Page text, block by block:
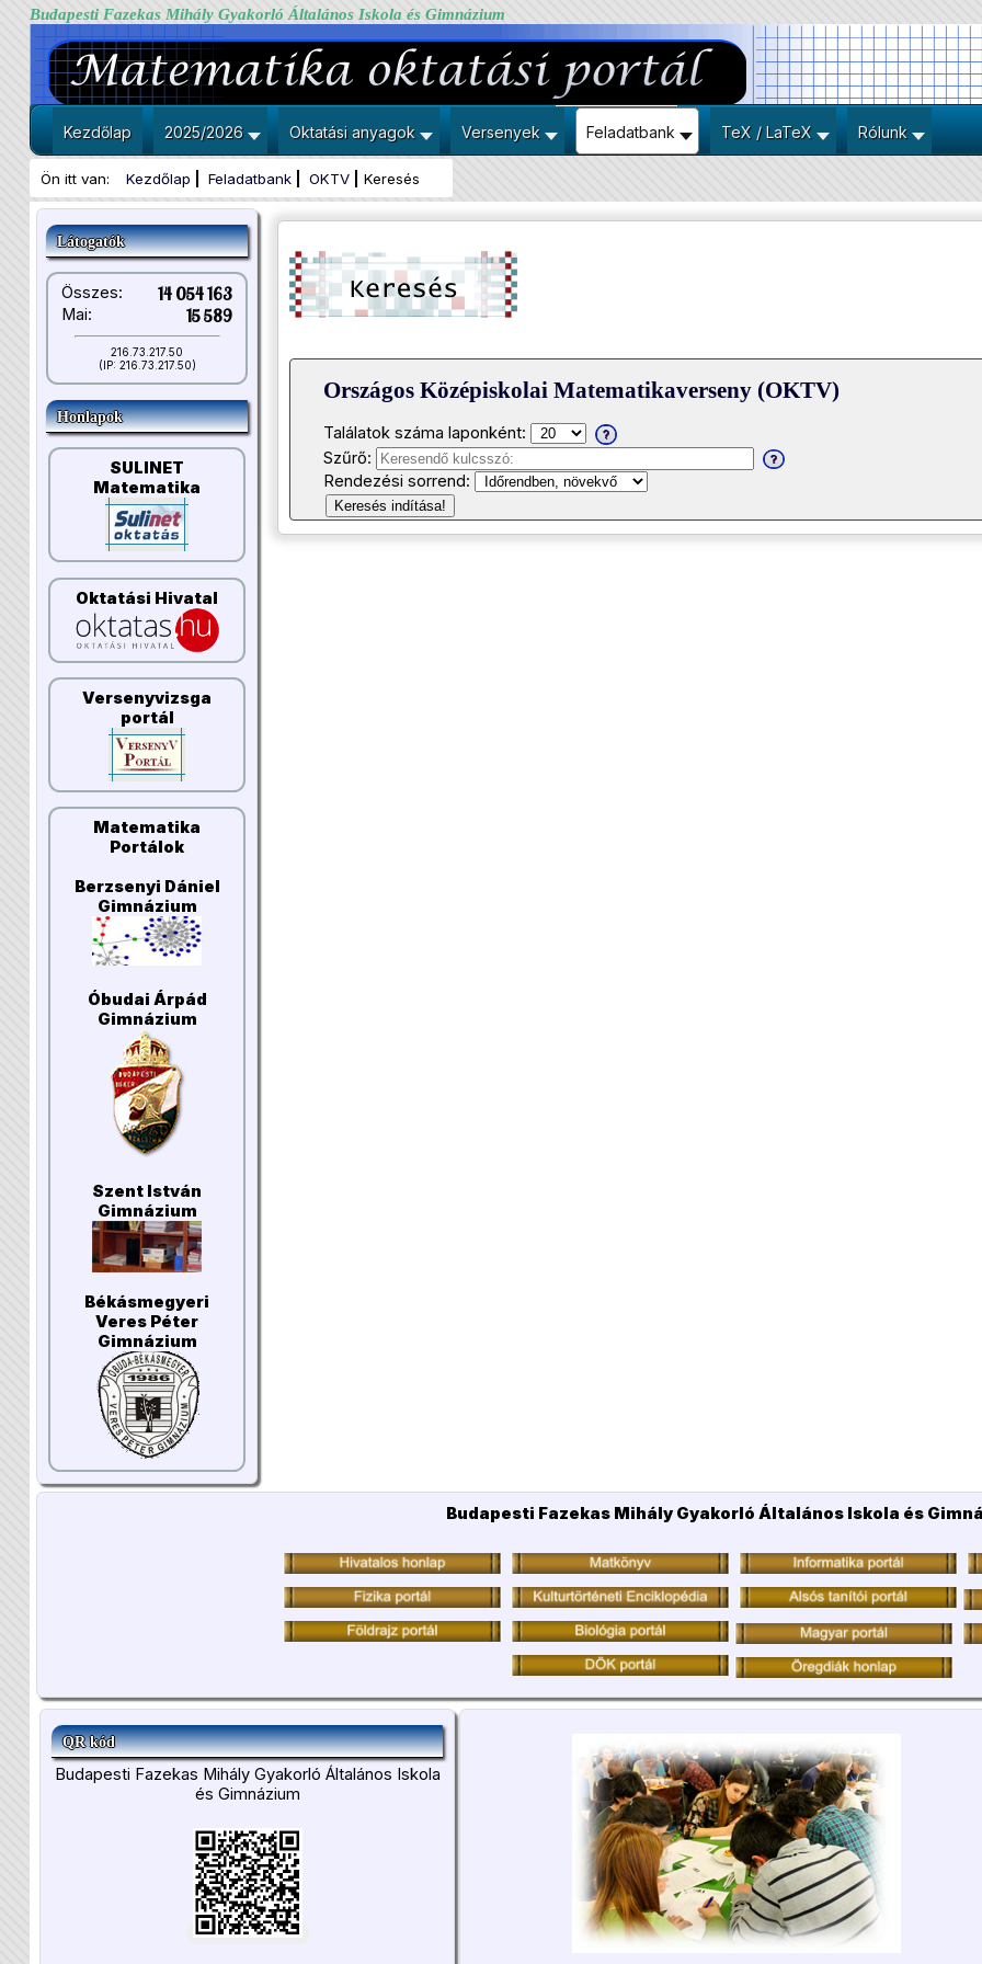
Budapesti Fazekas Mihály Gyakorló Általános Iskola és Gimnázium
Kezdőlap 2025/2026 Oktatási anyagok Versenyek Feladatbank TeX / LaTeX Rólunk
Ön itt van: Kezdőlap Feladatbank OKTV Keresés
Látogatók
Összes: 14 054 163
Mai: 15 589
216.73.217.50
(IP: 216.73.217.50)
Honlapok
SULINET
Matematika
Oktatási Hivatal
Versenyvizsga
portál
Matematika
Portálok
Berzsenyi Dániel
Gimnázium
Óbudai Árpád
Gimnázium
Szent István
Gimnázium
Békásmegyeri
Veres Péter
Gimnázium
Országos Középiskolai Matematikaverseny (OKTV)
Találatok száma laponként:
Szűrő:
Rendezési sorrend:
Keresés indítása!
Budapesti Fazekas Mihály Gyakorló Általános Iskola és
QR kód
Budapesti Fazekas Mihály Gyakorló Általános Iskola
és Gimnázium